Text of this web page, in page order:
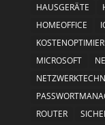
HAUSGERÄTE
HOMEOFFICE
MICROSOFT
ROUTER